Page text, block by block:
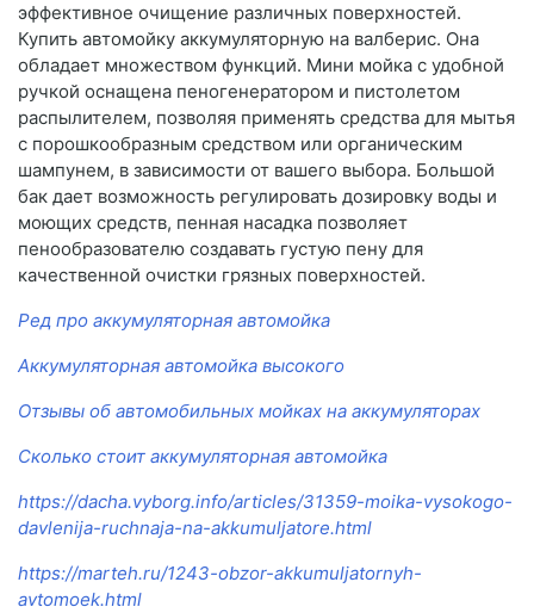
эффективное очищение различных поверхностей.
Купить автомойку аккумуляторную на валберис. Она
обладает множеством функций. Мини мойка с удобной
ручкой оснащена пеногенератором и пистолетом
распылителем, позволяя применять средства для мытья
с порошкообразным средством или органическим
шампунем, в зависимости от вашего выбора. Большой
бак дает возможность регулировать дозировку воды и
моющих средств, пенная насадка позволяет
пенообразователю создавать густую пену для
качественной очистки грязных поверхностей.
Ред про аккумуляторная автомойка
Аккумуляторная автомойка высокого
Отзывы об автомобильных мойках на аккумуляторах
Сколько стоит аккумуляторная автомойка
https://dacha.vyborg.info/articles/31359-moika-vysokogo-
davlenija-ruchnaja-na-akkumuljatore.html
https://marteh.ru/1243-obzor-akkumuljatornyh-
avtomoek.html